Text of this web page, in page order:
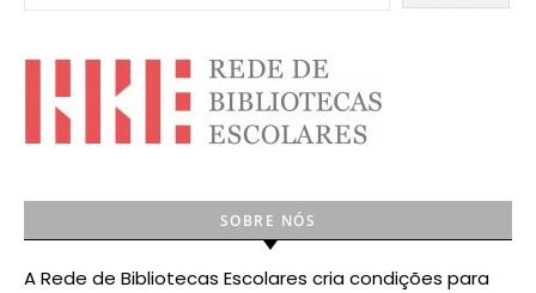
SOBRE NÓS
A Rede de Bibliotecas Escolares cria condições para